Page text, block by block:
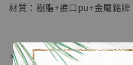
材質：樹脂+進口pu+金屬銘牌
＊後續增加一個笑臉頭